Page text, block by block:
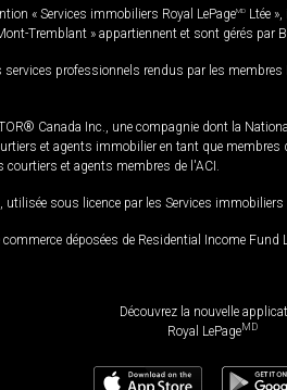
« Services immobiliers Royal LePageMD Ltée
Tremblant » appartiennent et sont gérés par
professionnels rendus par les
Canada Inc., une compagnie dont la
et agents immobilier en tant que
et agents membres de l'ACI.
utilisée sous licence par les Services
déposées de Residential Income
Découvrez la nouvelle
Royal LePageMD